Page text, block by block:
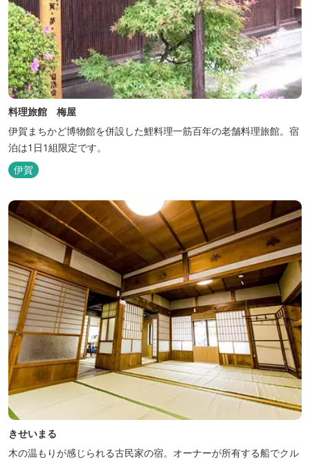
料理旅館 梅屋
伊賀まちかど博物館を併設した鯉料理一筋百年の老舗料理旅館。宿
泊は1日1組限定です。
伊賀
きせいまる
木の温もりが感じられる古民家の宿。オーナーが所有する船でクル